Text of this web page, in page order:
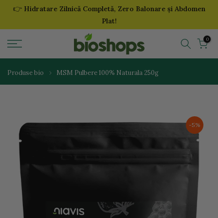
Sari
👉 Hidratare Zilnică Completă, Zero Balonare și Abdomen
Plat!
0
Produse bio MSM Pulbere 100% Naturala 250g
-5%